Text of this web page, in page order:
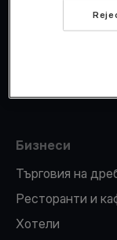
Фискализация
Бизнеси
Търговия на
Ресторанти и
Хотели